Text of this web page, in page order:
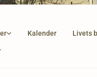
Kalender Livets